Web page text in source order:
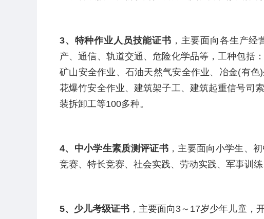
3、特种作业人员技能证书 ，主要面向各生产
产、通信、轨道交通、危险化学品等，工种包括
矿山安全作业、石油天然气安全作业、冶金(有色)
花爆竹安全作业、建筑架子工、建筑起重信号司
装拆卸工等100多种。
4、中小学生素质测评证书 ，主要面向小学生、
竞赛、特长竞赛、社会实践、劳动实践、军事训
5、少儿考级证书 ，主要面向 3～ 17岁少年儿童，